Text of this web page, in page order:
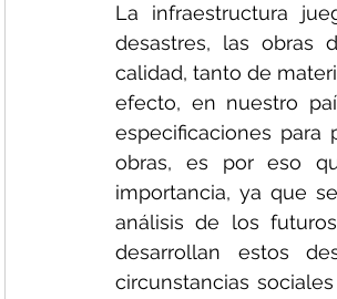
La infraestructura
desastres, las obras
calidad, tanto de
efecto, en nuestro
especificaciones para
obras, es por eso
importancia, ya que
análisis de los
desarrollan estos
circunstancias